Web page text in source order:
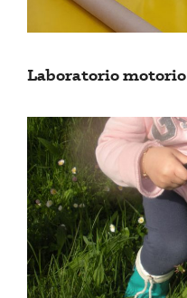
Laboratorio motorio